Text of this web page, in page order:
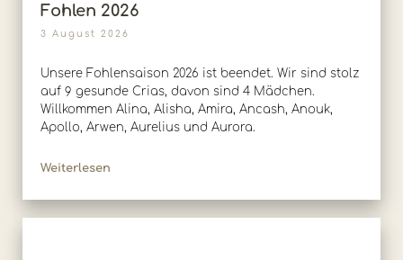
Fohlen 2026
3 August 2026
Unsere Fohlensaison 2026 ist beendet. Wir sind stolz
auf 9 gesunde Crias, davon sind 4 Mädchen.
Willkommen Alina, Alisha, Amira, Ancash, Anouk,
Apollo, Arwen, Aurelius und Aurora.
Weiterlesen